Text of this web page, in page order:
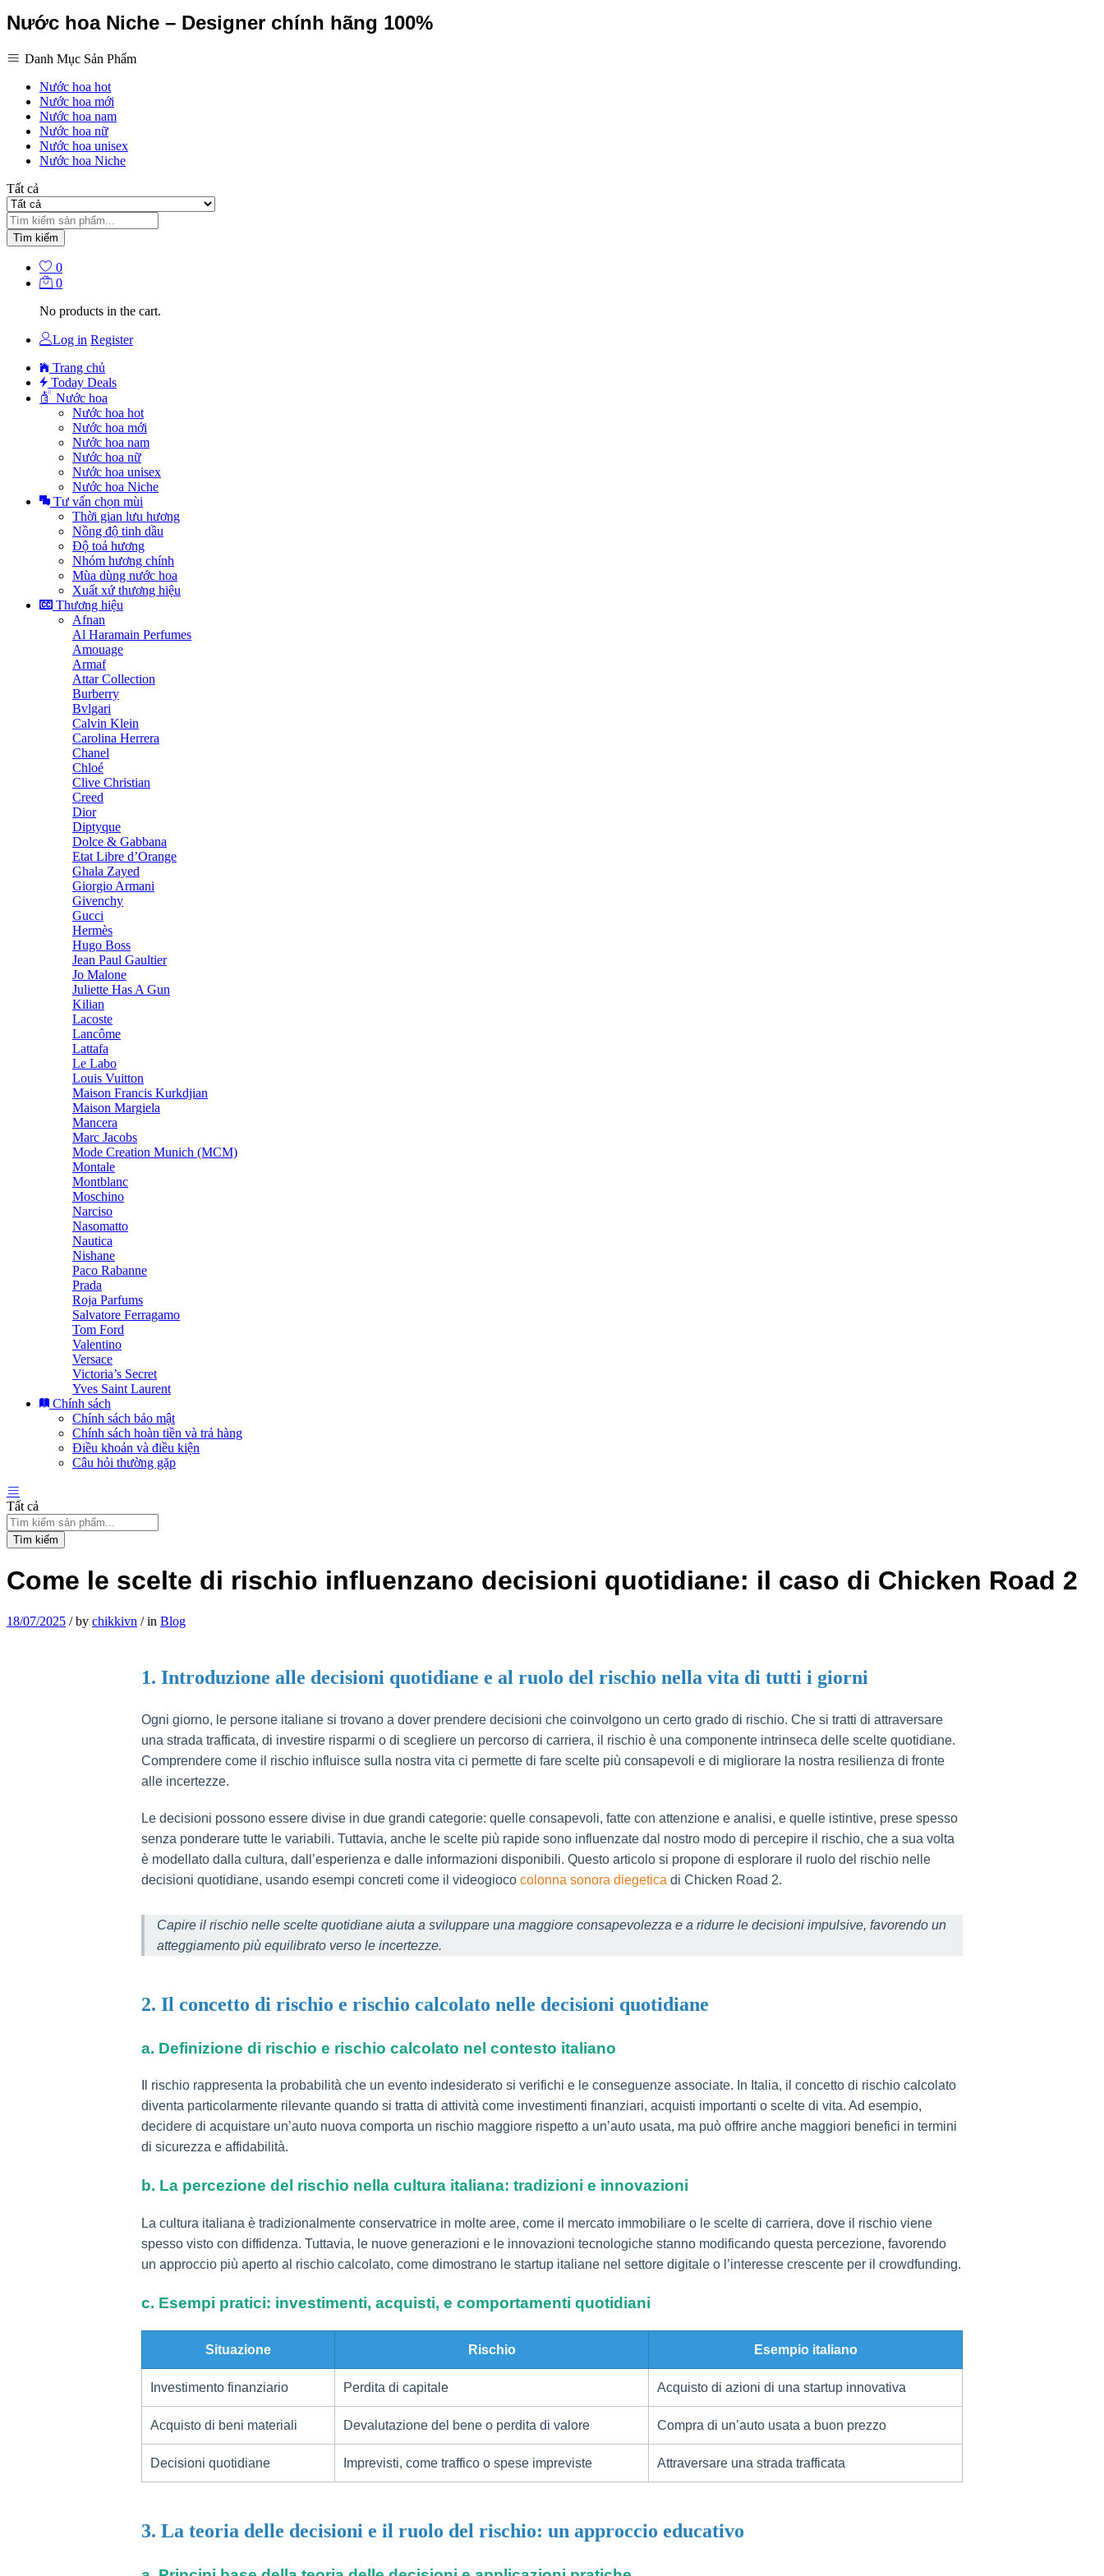
Nước hoa Niche – Designer chính hãng 100%
Danh Mục Sản Phẩm
Nước hoa hot
Nước hoa mới
Nước hoa nam
Nước hoa nữ
Nước hoa unisex
Nước hoa Niche
Tất cả
Tìm kiếm
0
0
No products in the cart.
Log in Register
Trang chủ
Today Deals
Nước hoa
Nước hoa hot
Nước hoa mới
Nước hoa nam
Nước hoa nữ
Nước hoa unisex
Nước hoa Niche
Tư vấn chọn mùi
Thời gian lưu hương
Nồng độ tinh dầu
Độ toả hương
Nhóm hương chính
Mùa dùng nước hoa
Xuất xứ thương hiệu
Thương hiệu
Afnan
Al Haramain Perfumes
Amouage
Armaf
Attar Collection
Burberry
Bvlgari
Calvin Klein
Carolina Herrera
Chanel
Chloé
Clive Christian
Creed
Dior
Diptyque
Dolce & Gabbana
Etat Libre d’Orange
Ghala Zayed
Giorgio Armani
Givenchy
Gucci
Hermès
Hugo Boss
Jean Paul Gaultier
Jo Malone
Juliette Has A Gun
Kilian
Lacoste
Lancôme
Lattafa
Le Labo
Louis Vuitton
Maison Francis Kurkdjian
Maison Margiela
Mancera
Marc Jacobs
Mode Creation Munich (MCM)
Montale
Montblanc
Moschino
Narciso
Nasomatto
Nautica
Nishane
Paco Rabanne
Prada
Roja Parfums
Salvatore Ferragamo
Tom Ford
Valentino
Versace
Victoria’s Secret
Yves Saint Laurent
Chính sách
Chính sách bảo mật
Chính sách hoàn tiền và trả hàng
Điều khoản và điều kiện
Câu hỏi thường gặp
Tất cả
Tìm kiếm
Come le scelte di rischio influenzano decisioni quotidiane: il caso di Chicken Road 2
18/07/2025 /by chikkivn /in Blog
1. Introduzione alle decisioni quotidiane e al ruolo del rischio nella vita di tutti i giorni
Ogni giorno, le persone italiane si trovano a dover prendere decisioni che coinvolgono un certo grado di rischio. Che si tratti di attraversare
una strada trafficata, di investire risparmi o di scegliere un percorso di carriera, il rischio è una componente intrinseca delle scelte quotidiane.
Comprendere come il rischio influisce sulla nostra vita ci permette di fare scelte più consapevoli e di migliorare la nostra resilienza di fronte
alle incertezze.
Le decisioni possono essere divise in due grandi categorie: quelle consapevoli, fatte con attenzione e analisi, e quelle istintive, prese spesso
senza ponderare tutte le variabili. Tuttavia, anche le scelte più rapide sono influenzate dal nostro modo di percepire il rischio, che a sua volta
è modellato dalla cultura, dall’esperienza e dalle informazioni disponibili. Questo articolo si propone di esplorare il ruolo del rischio nelle
decisioni quotidiane, usando esempi concreti come il videogioco colonna sonora diegetica di Chicken Road 2.
Capire il rischio nelle scelte quotidiane aiuta a sviluppare una maggiore consapevolezza e a ridurre le decisioni impulsive, favorendo un
atteggiamento più equilibrato verso le incertezze.
2. Il concetto di rischio e rischio calcolato nelle decisioni quotidiane
a. Definizione di rischio e rischio calcolato nel contesto italiano
Il rischio rappresenta la probabilità che un evento indesiderato si verifichi e le conseguenze associate. In Italia, il concetto di rischio calcolato
diventa particolarmente rilevante quando si tratta di attività come investimenti finanziari, acquisti importanti o scelte di vita. Ad esempio,
decidere di acquistare un’auto nuova comporta un rischio maggiore rispetto a un’auto usata, ma può offrire anche maggiori benefici in termini
di sicurezza e affidabilità.
b. La percezione del rischio nella cultura italiana: tradizioni e innovazioni
La cultura italiana è tradizionalmente conservatrice in molte aree, come il mercato immobiliare o le scelte di carriera, dove il rischio viene
spesso visto con diffidenza. Tuttavia, le nuove generazioni e le innovazioni tecnologiche stanno modificando questa percezione, favorendo
un approccio più aperto al rischio calcolato, come dimostrano le startup italiane nel settore digitale o l’interesse crescente per il crowdfunding.
c. Esempi pratici: investimenti, acquisti, e comportamenti quotidiani
Situazione Rischio Esempio italiano
Investimento finanziario Perdita di capitale Acquisto di azioni di una startup innovativa
Acquisto di beni materiali Devalutazione del bene o perdita di valore Compra di un’auto usata a buon prezzo
Decisioni quotidiane Imprevisti, come traffico o spese impreviste Attraversare una strada trafficata
3. La teoria delle decisioni e il ruolo del rischio: un approccio educativo